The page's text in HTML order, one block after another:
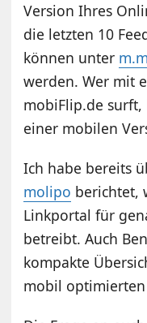
Version Ihres
die letzten 10
können unter
werden. Wer mit
mobiFlip.de
einer mobilen
Ich habe bereits
molipo berichtet,
Linkportal für
betreibt. Auch
kompakte
mobil optimierten